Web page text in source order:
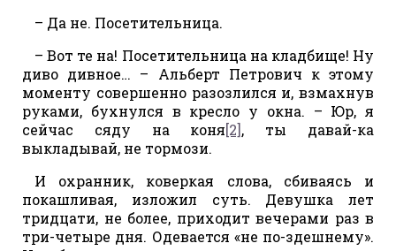
– Да не. Посетительница.
– Вот те на! Посетительница на кладбище! Ну
диво дивное… – Альберт Петрович к этому
моменту совершенно разозлился и, взмахнув
руками, бухнулся в кресло у окна. – Юр, я
сейчас сяду на коня[2], ты давай-ка
выкладывай, не тормози.
И охранник, коверкая слова, сбиваясь и
покашливая, изложил суть. Девушка лет
тридцати, не более, приходит вечерами раз в
три-четыре дня. Одевается «не по-здешнему».